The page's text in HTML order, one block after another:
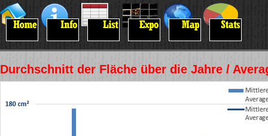
Durchschnitt der Fläche über die Jahre /